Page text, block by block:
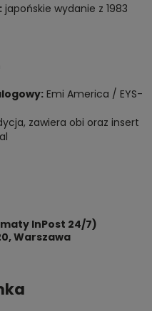
japońskie wydanie z 1983
Emi America / EYS-
zawiera obi oraz insert
InPost 24/7)
Warszawa